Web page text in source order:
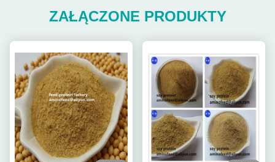
ZAŁĄCZONE PRODUKTY